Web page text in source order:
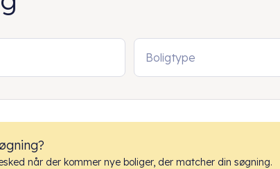
Boligtype
når der kommer nye boliger, der matcher din søgning.